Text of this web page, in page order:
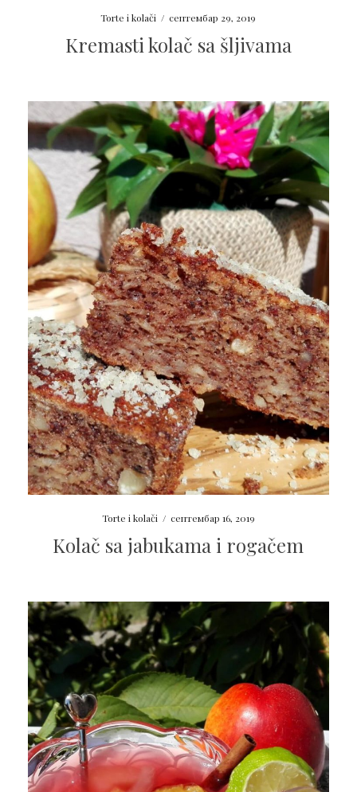
Torte i kolači / септембар 29, 2019
Kremasti kolač sa šljivama
Torte i kolači / септембар 16, 2019
Kolač sa jabukama i rogačem